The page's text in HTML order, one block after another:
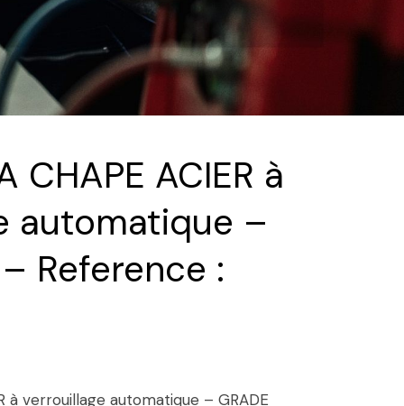
CHAPE ACIER à
automatique –
Reference :
à verrouillage automatique – GRADE